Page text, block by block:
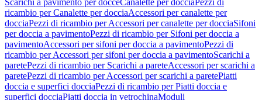
Scarichi a pavimento per docceCanalette per docciaPezzi di
ricambio per Canalette per docciaAccessori per canalette per
docciaPezzi di ricambio per Accessori per canalette per docciaSifoni
per doccia a pavimentoPezzi di ricambio per Sifoni per doccia a
pavimentoAccessori per sifoni per doccia a pavimentoPezzi di
ricambio per Accessori per sifoni per doccia a pavimentoScarichi a
paretePezzi di ricambio per Scarichi a pareteAccessori per scarichi a
paretePezzi di ricambio per Accessori per scarichi a paretePiatti
doccia e superfici docciaPezzi di ricambio per Piatti doccia e
superfici docciaPiatti doccia in vetrochinaModuli